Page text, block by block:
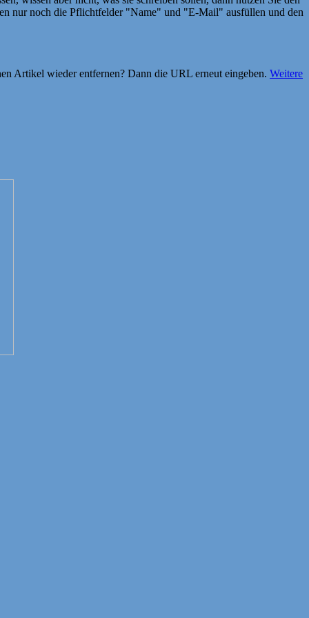
nur noch die Pflichtfelder "Name" und "E-Mail" ausfüllen und den
Artikel wieder entfernen? Dann die URL erneut eingeben. Weitere